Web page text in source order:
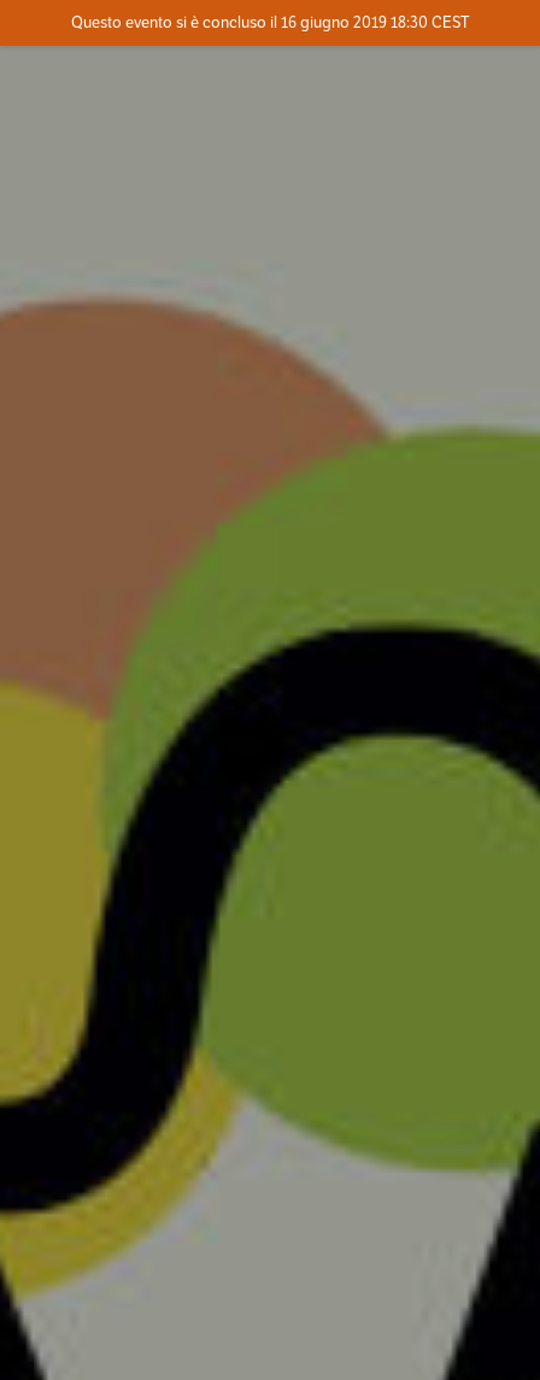
Dove
Questo evento si è concluso il 16 giugno 2019 18:30 CEST